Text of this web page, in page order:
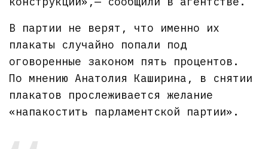
В партии не верят, что именно их
плакаты случайно попали под
оговоренные законом пять процентов.
По мнению Анатолия Каширина, в снятии
плакатов прослеживается желание
«напакостить парламентской партии».